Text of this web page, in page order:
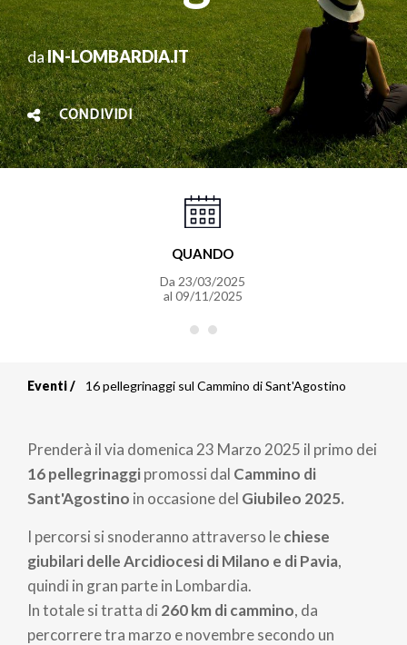
daIN-LOMBARDIA.IT
CONDIVIDI
QUANDO
Da 23/03/2025
al 09/11/2025
di
pane
Eventi 16 pellegrinaggi sul Cammino di Sant'Agostino
Prenderà il via domenica 23 Marzo 2025 il primo dei
16 pellegrinaggipromossi dal Cammino di
Sant'Agostino in occasione del Giubileo 2025.
I percorsi si snoderanno attraverso lechiese
giubilari delle Arcidiocesi di Milano e di Pavia,
quindi in gran parte in Lombardia.
In totale si tratta di 260 km di cammino, da
percorrere tra marzo e novembre secondo un